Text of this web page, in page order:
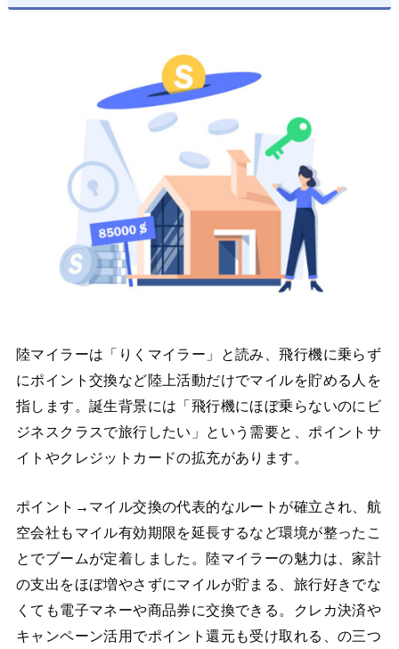
陸マイラーは「りくマイラー」と読み、飛行機に乗らず
にポイント交換など陸上活動だけでマイルを貯める人を
指します。誕生背景には「飛行機にほぼ乗らないのにビ
ジネスクラスで旅行したい」という需要と、ポイントサ
イトやクレジットカードの拡充があります。
ポイント→マイル交換の代表的なルートが確立され、航
空会社もマイル有効期限を延長するなど環境が整ったこ
とでブームが定着しました。陸マイラーの魅力は、家計
の支出をほぼ増やさずにマイルが貯まる、旅行好きでな
くても電子マネーや商品券に交換できる。クレカ決済や
キャンペーン活用でポイント還元も受け取れる、の三つ